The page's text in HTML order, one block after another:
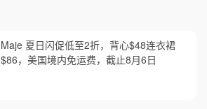
Maje 夏日闪促低至2折，背心$48连衣裙
$86，美国境内免运费，截止8月6日